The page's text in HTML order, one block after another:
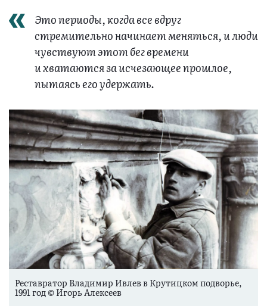
Это периоды, когда все вдруг
стремительно начинает меняться, и люди
чувствуют этот бег времени
и хватаются за исчезающее прошлое,
пытаясь его удержать.
Реставратор Владимир Ивлев в Крутицком подворье,
1991 год © Игорь Алексеев